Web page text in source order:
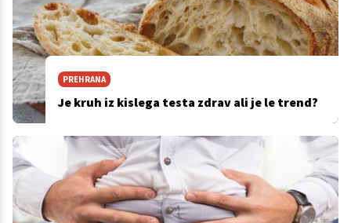
PREHRANA
Je kruh iz kislega testa zdrav ali je le trend?